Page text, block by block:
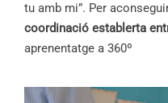
tu amb mi”. Per
coordinació establerta
aprenentatge a 360º